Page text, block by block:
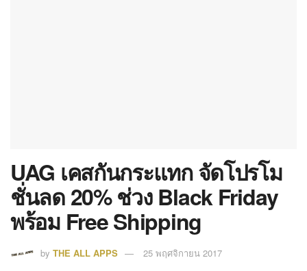
UAG เคสกันกระแทก จัดโปรโม
ชั่นลด 20% ช่วง Black Friday
พร้อม Free Shipping
by THE ALL APPS 25 พฤศจิกายน 2017